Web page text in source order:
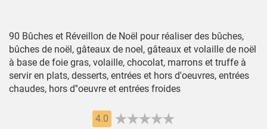
90 Bûches et Réveillon de Noël pour réaliser des bûches,
bûches de noël, gâteaux de noel, gâteaux et volaille de noël
à base de foie gras, volaille, chocolat, marrons et truffe à
servir en plats, desserts, entrées et hors d'oeuvres, entrées
chaudes, hors d''oeuvre et entrées froides
4.0